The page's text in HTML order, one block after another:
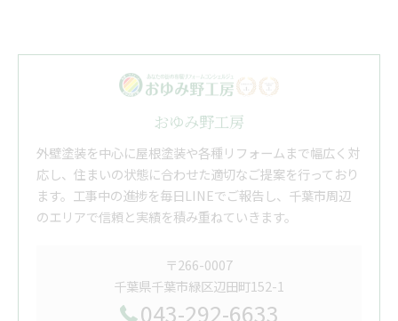
おゆみ野工房
外壁塗装を中心に屋根塗装や各種リフォームまで幅広く対
応し、住まいの状態に合わせた適切なご提案を行っており
ます。工事中の進捗を毎日LINEでご報告し、千葉市周辺
のエリアで信頼と実績を積み重ねていきます。
〒266-0007
千葉県千葉市緑区辺田町152-1
043-292-6633